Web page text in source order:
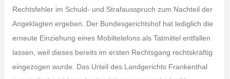
Rechtsfehler im Schuld- und Strafausspruch zum Nachteil der
Angeklagten ergeben. Der Bundesgerichtshof hat lediglich die
erneute Einziehung eines Mobiltelefons als Tatmittel entfallen
lassen, weil dieses bereits im ersten Rechtsgang rechtskräftig
eingezogen wurde. Das Urteil des Landgerichts Frankenthal